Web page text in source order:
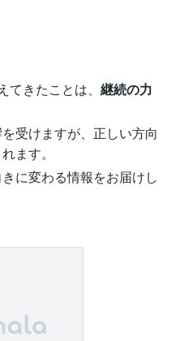
きたことは、 継続の力
受けますが、正しい方向
ます。
に変わる情報をお届けし